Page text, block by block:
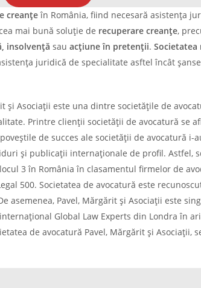
creanțeîn România, fiind necesară asistența
mai bună soluție de recuperare creanțe,
insolvență sau acțiune în pretenții. Societatea
juridică de specialitate asftel încât
și Asociații este una dintre societățile de
Printre clienții societății de avocatură se
de succes ale societății de avocatură i-
și publicații internaționale de profil. Astfel,
3 în România în clasamentul firmelor de
500. Societatea de avocatură este
asemenea, Pavel, Mărgărit și Asociații este
Global Law Experts din Londra în
de avocatură Pavel, Mărgărit și Asociații,